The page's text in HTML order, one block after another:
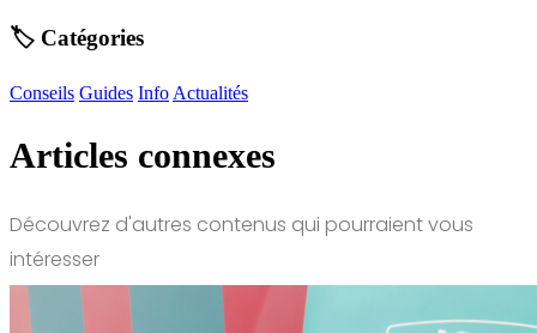
🏷️ Catégories
Conseils Guides Info Actualités
Articles connexes
Découvrez d'autres contenus qui pourraient vous
intéresser